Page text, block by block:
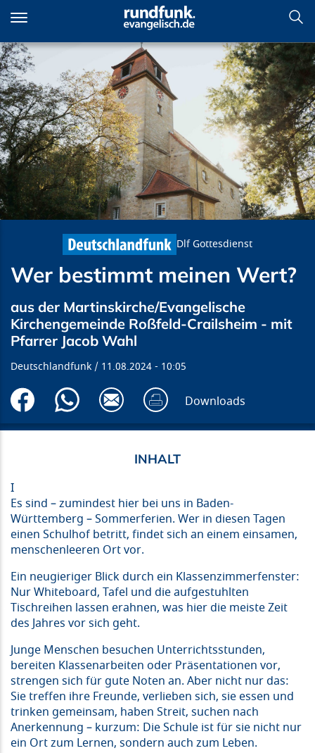
zum
Inhalt
Wer bestimmt meinen Wert?
Dlf Gottesdienst
Wer bestimmt meinen Wert?
aus der Martinskirche/Evangelische
Kirchengemeinde Roßfeld-Crailsheim - mit
Pfarrer Jacob Wahl
Deutschlandfunk 11.08.2024 10:05
Downloads
I
Es sind – zumindest hier bei uns in Baden-
Württemberg – Sommerferien. Wer in diesen Tagen
einen Schulhof betritt, findet sich an einem einsamen,
menschenleeren Ort vor.
Ein neugieriger Blick durch ein Klassenzimmerfenster:
Nur Whiteboard, Tafel und die aufgestuhlten
Tischreihen lassen erahnen, was hier die meiste Zeit
des Jahres vor sich geht.
Junge Menschen besuchen Unterrichtsstunden,
bereiten Klassenarbeiten oder Präsentationen vor,
strengen sich für gute Noten an. Aber nicht nur das:
Sie treffen ihre Freunde, verlieben sich, sie essen und
trinken gemeinsam, haben Streit, suchen nach
Anerkennung – kurzum: Die Schule ist für sie nicht nur
ein Ort zum Lernen, sondern auch zum Leben.